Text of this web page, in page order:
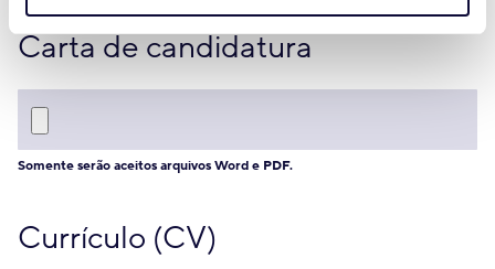
Carta de candidatura
Somente serão aceitos arquivos Word e PDF.
Currículo (CV)